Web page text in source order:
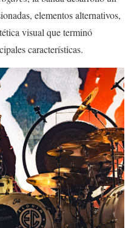
elementos alternativos,
visual que terminó
características.